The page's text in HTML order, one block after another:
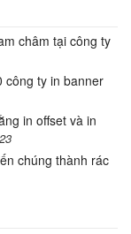
châm tại công ty
công ty in banner
in offset và in
chúng thành rác